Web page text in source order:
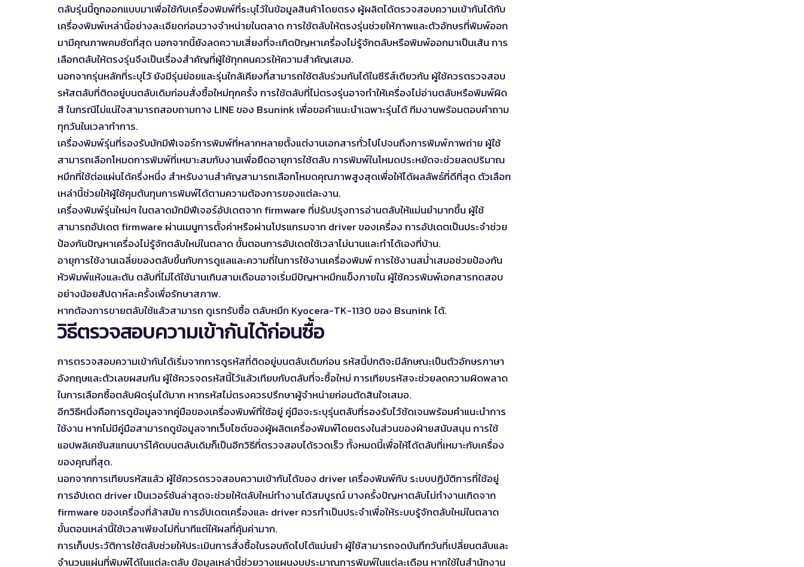
ตลับรุ่นนี้ถูกออกแบบมาเพื่อใช้กับเครื่องพิมพ์ที่ระบุไว้ในข้อมูลสินค้าโดยตรง ผู้ผลิตได้ตรวจสอบความเข้ากันได้กับ
เครื่องพิมพ์เหล่านี้อย่างละเอียดก่อนวางจำหน่ายในตลาด การใช้ตลับให้ตรงรุ่นช่วยให้ภาพและตัวอักษรที่พิมพ์ออก
มามีคุณภาพคมชัดที่สุด นอกจากนี้ยังลดความเสี่ยงที่จะเกิดปัญหาเครื่องไม่รู้จักตลับหรือพิมพ์ออกมาเป็นเส้น การ
เลือกตลับให้ตรงรุ่นจึงเป็นเรื่องสำคัญที่ผู้ใช้ทุกคนควรให้ความสำคัญเสมอ.
นอกจากรุ่นหลักที่ระบุไว้ ยังมีรุ่นย่อยและรุ่นใกล้เคียงที่สามารถใช้ตลับร่วมกันได้ในซีรีส์เดียวกัน ผู้ใช้ควรตรวจสอบ
รหัสตลับที่ติดอยู่บนตลับเดิมก่อนสั่งซื้อใหม่ทุกครั้ง การใช้ตลับที่ไม่ตรงรุ่นอาจทำให้เครื่องไม่อ่านตลับหรือพิมพ์ผิด
สี ในกรณีไม่แน่ใจสามารถสอบถามทาง LINE ของ Bsunink เพื่อขอคำแนะนำเฉพาะรุ่นได้ ทีมงานพร้อมตอบคำถาม
ทุกวันในเวลาทำการ.
เครื่องพิมพ์รุ่นที่รองรับมักมีฟีเจอร์การพิมพ์ที่หลากหลายตั้งแต่งานเอกสารทั่วไปไปจนถึงการพิมพ์ภาพถ่าย ผู้ใช้
สามารถเลือกโหมดการพิมพ์ที่เหมาะสมกับงานเพื่อยืดอายุการใช้ตลับ การพิมพ์ในโหมดประหยัดจะช่วยลดปริมาณ
หมึกที่ใช้ต่อแผ่นได้ครึ่งหนึ่ง สำหรับงานสำคัญสามารถเลือกโหมดคุณภาพสูงสุดเพื่อให้ได้ผลลัพธ์ที่ดีที่สุด ตัวเลือก
เหล่านี้ช่วยให้ผู้ใช้คุมต้นทุนการพิมพ์ได้ตามความต้องการของแต่ละงาน.
เครื่องพิมพ์รุ่นใหม่ๆ ในตลาดมักมีฟีเจอร์อัปเดตจาก firmware ที่ปรับปรุงการอ่านตลับให้แม่นยำมากขึ้น ผู้ใช้
สามารถอัปเดต firmware ผ่านเมนูการตั้งค่าหรือผ่านโปรแกรมจาก driver ของเครื่อง การอัปเดตเป็นประจำช่วย
ป้องกันปัญหาเครื่องไม่รู้จักตลับใหม่ในตลาด ขั้นตอนการอัปเดตใช้เวลาไม่นานและทำได้เองที่บ้าน.
อายุการใช้งานเฉลี่ยของตลับขึ้นกับการดูแลและความถี่ในการใช้งานเครื่องพิมพ์ การใช้งานสม่ำเสมอช่วยป้องกัน
หัวพิมพ์แห้งและตัน ตลับที่ไม่ได้ใช้นานเกินสามเดือนอาจเริ่มมีปัญหาหมึกแข็งภายใน ผู้ใช้ควรพิมพ์เอกสารทดสอบ
อย่างน้อยสัปดาห์ละครั้งเพื่อรักษาสภาพ.
หากต้องการขายตลับใช้แล้วสามารถ ดูเรทรับซื้อ ตลับหมึก Kyocera-TK-1130ของ Bsunink ได้.
วิธีตรวจสอบความเข้ากันได้ก่อนซื้อ
การตรวจสอบความเข้ากันได้เริ่มจากการดูรหัสที่ติดอยู่บนตลับเดิมก่อน รหัสนี้ปกติจะมีลักษณะเป็นตัวอักษรภาษา
อังกฤษและตัวเลขผสมกัน ผู้ใช้ควรจดรหัสนี้ไว้แล้วเทียบกับตลับที่จะซื้อใหม่ การเทียบรหัสจะช่วยลดความผิดพลาด
ในการเลือกซื้อตลับผิดรุ่นได้มาก หากรหัสไม่ตรงควรปรึกษาผู้จำหน่ายก่อนตัดสินใจเสมอ.
อีกวิธีหนึ่งคือการดูข้อมูลจากคู่มือของเครื่องพิมพ์ที่ใช้อยู่ คู่มือจะระบุรุ่นตลับที่รองรับไว้ชัดเจนพร้อมคำแนะนำการ
ใช้งาน หากไม่มีคู่มือสามารถดูข้อมูลจากเว็บไซต์ของผู้ผลิตเครื่องพิมพ์โดยตรงในส่วนของฝ่ายสนับสนุน การใช้
แอปพลิเคชันสแกนบาร์โค้ดบนตลับเดิมก็เป็นอีกวิธีที่ตรวจสอบได้รวดเร็ว ทั้งหมดนี้เพื่อให้ได้ตลับที่เหมาะกับเครื่อง
ของคุณที่สุด.
นอกจากการเทียบรหัสแล้ว ผู้ใช้ควรตรวจสอบความเข้ากันได้ของ driver เครื่องพิมพ์กับ ระบบปฏิบัติการที่ใช้อยู่
การอัปเดต driver เป็นเวอร์ชันล่าสุดจะช่วยให้ตลับใหม่ทำงานได้สมบูรณ์ บางครั้งปัญหาตลับไม่ทำงานเกิดจาก
firmware ของเครื่องที่ล้าสมัย การอัปเดตเครื่องและ driver ควรทำเป็นประจำเพื่อให้ระบบรู้จักตลับใหม่ในตลาด
ขั้นตอนเหล่านี้ใช้เวลาเพียงไม่กี่นาทีแต่ให้ผลที่คุ้มค่ามาก.
การเก็บประวัติการใช้ตลับช่วยให้ประเมินการสั่งซื้อในรอบถัดไปได้แม่นยำ ผู้ใช้สามารถจดบันทึกวันที่เปลี่ยนตลับและ
จำนวนแผ่นที่พิมพ์ได้ในแต่ละตลับ ข้อมูลเหล่านี้ช่วยวางแผนงบประมาณการพิมพ์ในแต่ละเดือน หากใช้ในสำนักงาน